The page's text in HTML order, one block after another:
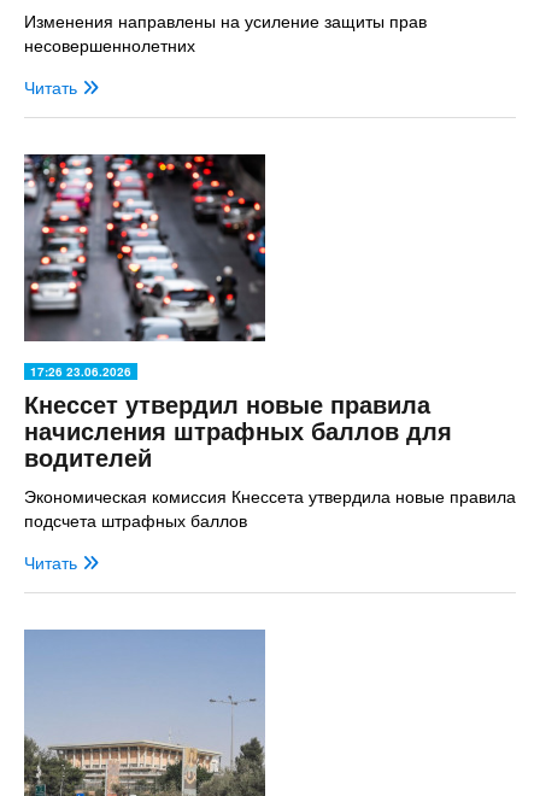
Изменения направлены на усиление защиты прав
несовершеннолетних
Читать
17:26 23.06.2026
Кнессет утвердил новые правила
начисления штрафных баллов для
водителей
Экономическая комиссия Кнессета утвердила новые правила
подсчета штрафных баллов
Читать